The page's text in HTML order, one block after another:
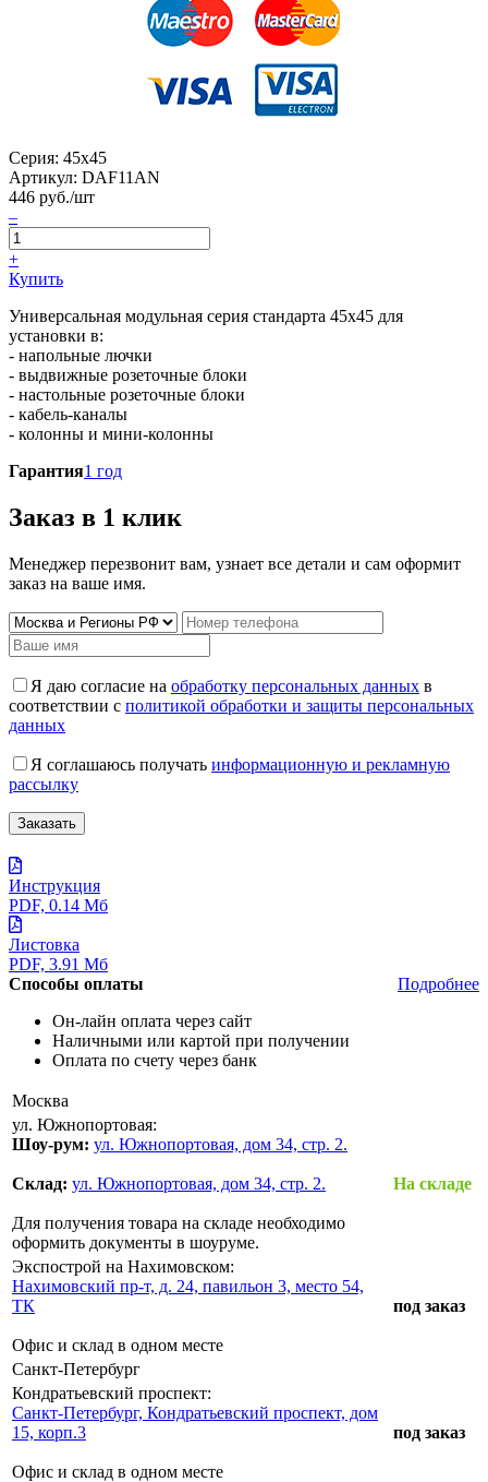
Серия: 45х45
Артикул: DAF11AN
446 руб./шт
–
+
Купить
Универсальная модульная серия стандарта 45х45 для
установки в:
- напольные лючки
- выдвижные розеточные блоки
- настольные розеточные блоки
- кабель-каналы
- колонны и мини-колонны
Гарантия1 год
Заказ в 1 клик
Менеджер перезвонит вам, узнает все детали и сам оформит
заказ на ваше имя.
Я даю согласие на обработку персональных данных в
соответствии с политикой обработки и защиты персональных
данных
Я соглашаюсь получать информационную и рекламную
рассылку
Инструкция
PDF, 0.14 Мб
Листовка
PDF, 3.91 Мб
Способы оплаты
Подробнее
Он-лайн оплата через сайт
Наличными или картой при получении
Оплата по счету через банк
Москва
ул. Южнопортовая:
Шоу-рум: ул. Южнопортовая, дом 34, стр. 2.
Склад: ул. Южнопортовая, дом 34, стр. 2.
Для получения товара на складе необходимо
оформить документы в шоуруме.
На складе
Экспострой на Нахимовском:
Нахимовский пр-т, д. 24, павильон 3, место 54,
ТК
Офис и склад в одном месте
под заказ
Санкт-Петербург
Кондратьевский проспект:
Санкт-Петербург, Кондратьевский проспект, дом
15, корп.3
Офис и склад в одном месте
под заказ